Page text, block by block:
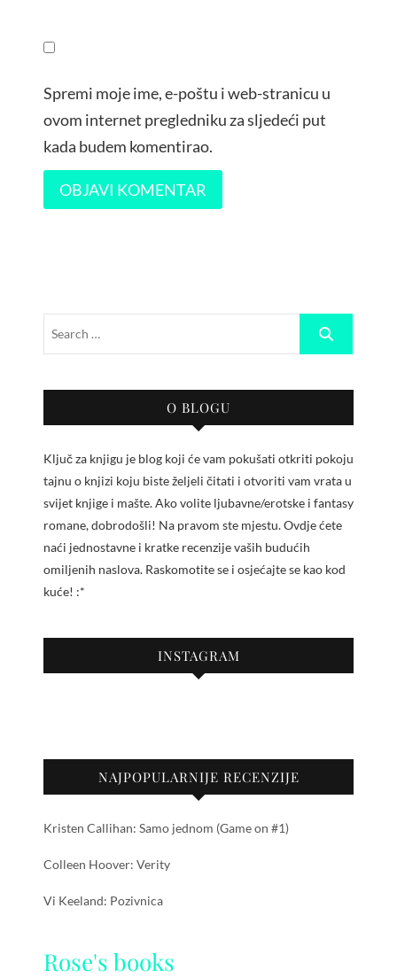
Spremi moje ime, e-poštu i web-stranicu u
ovom internet pregledniku za sljedeći put
kada budem komentirao.
O BLOGU
Ključ za knjigu je blog koji će vam pokušati otkriti pokoju
tajnu o knjizi koju biste željeli čitati i otvoriti vam vrata u
svijet knjige i mašte. Ako volite ljubavne/erotske i fantasy
romane, dobrodošli! Na pravom ste mjestu. Ovdje ćete
naći jednostavne i kratke recenzije vaših budućih
omiljenih naslova. Raskomotite se i osjećajte se kao kod
kuće! :*
INSTAGRAM
NAJPOPULARNIJE RECENZIJE
Kristen Callihan: Samo jednom (Game on #1)
Colleen Hoover: Verity
Vi Keeland: Pozivnica
Rose's books